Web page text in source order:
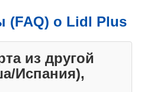
(FAQ) о Lidl Plus
из другой
Испания),